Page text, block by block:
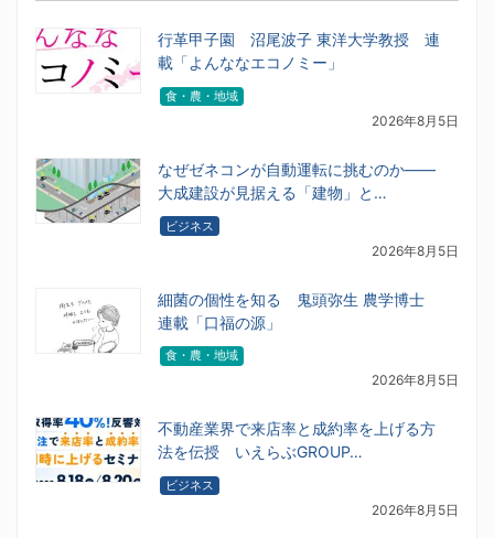
行革甲子園 沼尾波子 東洋大学教授 連
載「よんななエコノミー」
食・農・地域
2026年8月5日
なぜゼネコンが自動運転に挑むのか――
大成建設が見据える「建物」と…
ビジネス
2026年8月5日
細菌の個性を知る 鬼頭弥生 農学博士
連載「口福の源」
食・農・地域
2026年8月5日
不動産業界で来店率と成約率を上げる方
法を伝授 いえらぶGROUP…
ビジネス
2026年8月5日